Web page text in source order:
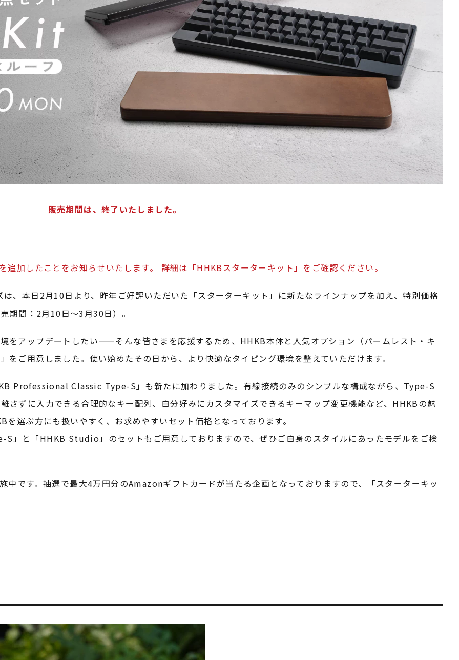
販売期間は、終了いたしました。
加したことをお知らせいたします。 詳細は「HHKBスターターキット 」をご確認ください。
本日2月10日より、昨年ご好評いただいた「スターターキット」に新たなラインナップを加え、特別価格
期間：2月10日～3月30日）。
をアップデートしたい——そんな皆さまを応援するため、HHKB本体と人気オプション（パームレスト・キ
ご用意しました。使い始めたその日から、より快適なタイピング環境を整えていただけます。
Professional Classic Type-S」も新たに加わりました。有線接続のみのシンプルな構成ながら、Type-S
さずに入力できる合理的なキー配列、自分好みにカスタマイズできるキーマップ変更機能など、HHKBの魅
選ぶ方にも扱いやすく、お求めやすいセット価格となっております。
」と「HHKB Studio」のセットもご用意しておりますので、ぜひご自身のスタイルにあったモデルをご検
です。抽選で最大4万円分のAmazonギフトカードが当たる企画となっておりますので、「スターターキッ